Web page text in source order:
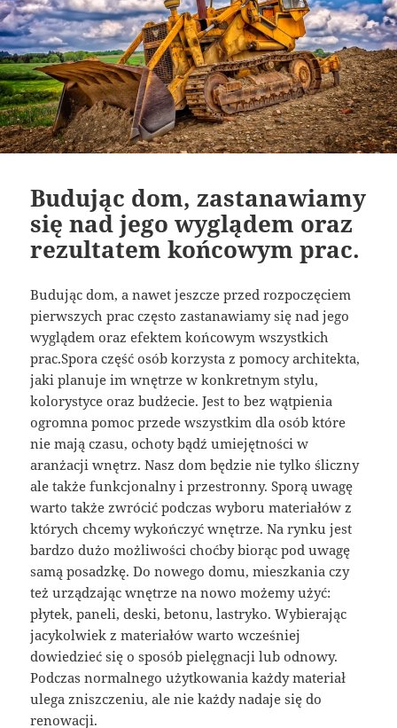
Budując dom, zastanawiamy
się nad jego wyglądem oraz
rezultatem końcowym prac.
Budując dom, a nawet jeszcze przed rozpoczęciem
pierwszych prac często zastanawiamy się nad jego
wyglądem oraz efektem końcowym wszystkich
prac.Spora część osób korzysta z pomocy architekta,
jaki planuje im wnętrze w konkretnym stylu,
kolorystyce oraz budżecie. Jest to bez wątpienia
ogromna pomoc przede wszystkim dla osób które
nie mają czasu, ochoty bądź umiejętności w
aranżacji wnętrz. Nasz dom będzie nie tylko śliczny
ale także funkcjonalny i przestronny. Sporą uwagę
warto także zwrócić podczas wyboru materiałów z
których chcemy wykończyć wnętrze. Na rynku jest
bardzo dużo możliwości choćby biorąc pod uwagę
samą posadzkę. Do nowego domu, mieszkania czy
też urządzając wnętrze na nowo możemy użyć:
płytek, paneli, deski, betonu, lastryko. Wybierając
jacykolwiek z materiałów warto wcześniej
dowiedzieć się o sposób pielęgnacji lub odnowy.
Podczas normalnego użytkowania każdy materiał
ulega zniszczeniu, ale nie każdy nadaje się do
renowacji.